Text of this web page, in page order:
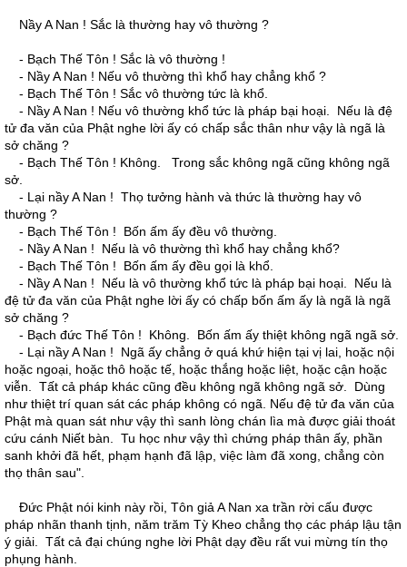
Nầy A Nan ! Sắc là thường hay vô thường ?
- Bạch Thế Tôn ! Sắc là vô thường !
- Nầy A Nan ! Nếu vô thường thì khổ hay chẳng khổ ?
- Bạch Thế Tôn ! Sắc vô thường tức là khổ.
- Nầy A Nan ! Nếu vô thường khổ tức là pháp bại hoại. Nếu là đệ
tử đa văn của Phật nghe lời ấy có chấp sắc thân như vậy là ngã là
sở chăng ?
- Bạch Thế Tôn ! Không. Trong sắc không ngã cũng không ngã
sở.
- Lại nầy A Nan ! Thọ tưởng hành và thức là thường hay vô
thường ?
- Bạch Thế Tôn ! Bốn ấm ấy đều vô thường.
- Nầy A Nan ! Nếu là vô thường thì khổ hay chẳng khổ?
- Bạch Thế Tôn ! Bốn ấm ấy đều gọi là khổ.
- Nầy A Nan ! Nếu là vô thường khổ tức là pháp bại hoại. Nếu là
đệ tử đa văn của Phật nghe lời ấy có chấp bốn ấm ấy là ngã là ngã
sở chăng ?
- Bạch đức Thế Tôn ! Không. Bốn ấm ấy thiệt không ngã ngã sở.
- Lại nầy A Nan ! Ngã ấy chẳng ở quá khứ hiện tại vị lai, hoặc nội
hoặc ngoại, hoặc thô hoặc tế, hoặc thắng hoặc liệt, hoặc cận hoặc
viễn. Tất cả pháp khác cũng đều không ngã không ngã sở. Dùng
như thiệt trí quan sát các pháp không có ngã. Nếu đệ tử đa văn của
Phật mà quan sát như vậy thì sanh lòng chán lìa mà được giải thoát
cứu cánh Niết bàn. Tu học như vậy thì chứng pháp thân ấy, phần
sanh khởi đã hết, phạm hạnh đã lập, việc làm đã xong, chẳng còn
thọ thân sau".
Đức Phật nói kinh này rồi, Tôn giả A Nan xa trần rời cấu được
pháp nhãn thanh tịnh, năm trăm Tỳ Kheo chẳng thọ các pháp lậu tận
ý giải. Tất cả đại chúng nghe lời Phật dạy đều rất vui mừng tín thọ
phụng hành.